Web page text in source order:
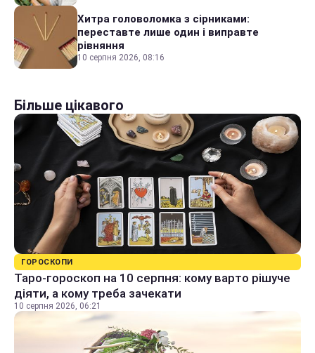
Хитра головоломка з сірниками:
переставте лише один і виправте
рівняння
10 серпня 2026, 08:16
Більше цікавого
ГОРОСКОПИ
Таро-гороскоп на 10 серпня: кому варто рішуче
діяти, а кому треба зачекати
10 серпня 2026, 06:21